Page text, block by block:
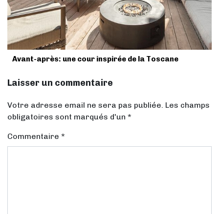
Avant-après: une cour inspirée de la Toscane
Laisser un commentaire
Votre adresse email ne sera pas publiée. Les champs
obligatoires sont marqués d'un *
Commentaire *